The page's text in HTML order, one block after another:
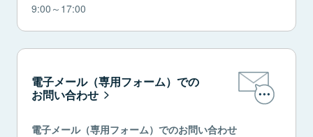
9:00～17:00
電子メール（専用フォーム）での
お問い合わせ
電子メール（専用フォーム）でのお問い合わせ